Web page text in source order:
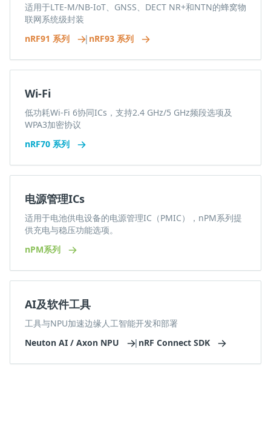
适用于LTE-M/NB-IoT、GNSS、DECT NR+和NTN的蜂窝物
联网系统级封装
nRF91 系列
| nRF93 系列
Wi-Fi
低功耗Wi-Fi 6协同ICs，支持2.4 GHz/5 GHz频段选项及
WPA3加密协议
nRF70 系列
电源管理ICs
适用于电池供电设备的电源管理IC（PMIC），nPM系列提
供充电与稳压功能选项。
nPM系列
AI及软件工具
工具与NPU加速边缘人工智能开发和部署
Neuton AI / Axon NPU
| nRF Connect SDK